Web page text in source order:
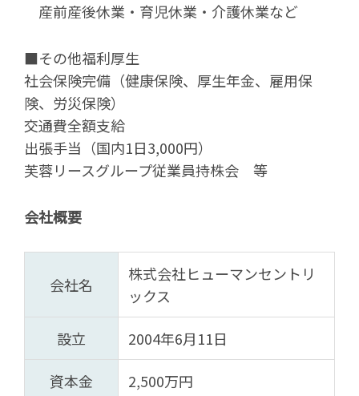
産前産後休業・育児休業・介護休業など
■その他福利厚生
社会保険完備（健康保険、厚生年金、雇用保
険、労災保険）
交通費全額支給
出張手当（国内1日3,000円）
芙蓉リースグループ従業員持株会 等
会社概要
会社名
株式会社ヒューマンセントリ
ックス
設立 2004年6月11日
資本金 2,500万円